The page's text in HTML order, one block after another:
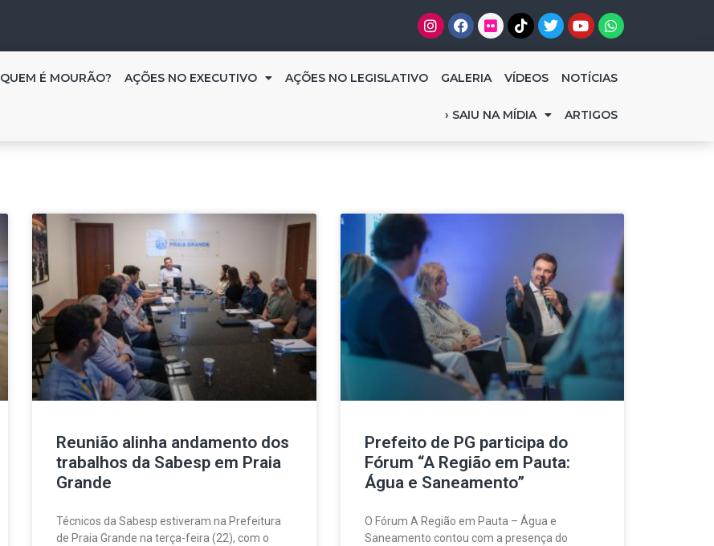
QUEM É MOURÃO? AÇÕES NO EXECUTIVO AÇÕES NO LEGISLATIVO GALERIA VÍDEOS NOTÍCIAS
› SAIU NA MÍDIA ARTIGOS
Reunião alinha andamento dos
trabalhos da Sabesp em Praia
Grande
Técnicos da Sabesp estiveram na Prefeitura
de Praia Grande na terça-feira (22), com o
Prefeito de PG participa do
Fórum “A Região em Pauta:
Água e Saneamento”
O Fórum A Região em Pauta – Água e
Saneamento contou com a presença do